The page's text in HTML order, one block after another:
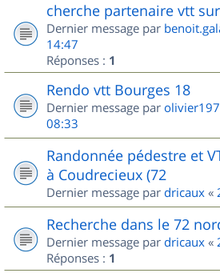
cherche partenaire vtt
Dernier message par
14:47
Réponses : 1
Rendo vtt Bourges 18
Dernier message par
08:33
Randonnée pédestre et
à Coudrecieux (72
Dernier message par dricaux «
Recherche dans le 72
Dernier message par dricaux «
Réponses : 1